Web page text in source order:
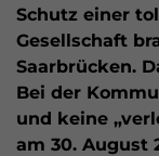
Schutz einer
Gesellschaft
Saarbrücken.
Bei der
und keine
am 30. August